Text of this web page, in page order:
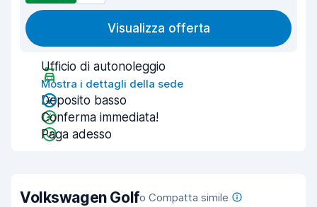
Visualizza offerta
Ufficio di autonoleggio
Mostra i dettagli della sede
Deposito basso
Conferma immediata!
Paga adesso
Volkswagen Golfo Compatta simile